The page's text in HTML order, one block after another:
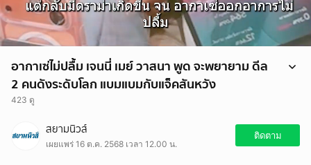
อากาเซ่ไม่ปลื้ม เจนนี่ เมย์ วาสนา พูด จะพยายาม ดีล
2 คนดังระดับโลก แบมแบมกับแจ็คสันหวัง
423 ดู
มาร่วมไลฟ์ขายของกับเจนนี่
สยามนิวส์
เผยแพร่ 16 ต.ค. 2568 เวลา 12.00 น.
ติดตาม